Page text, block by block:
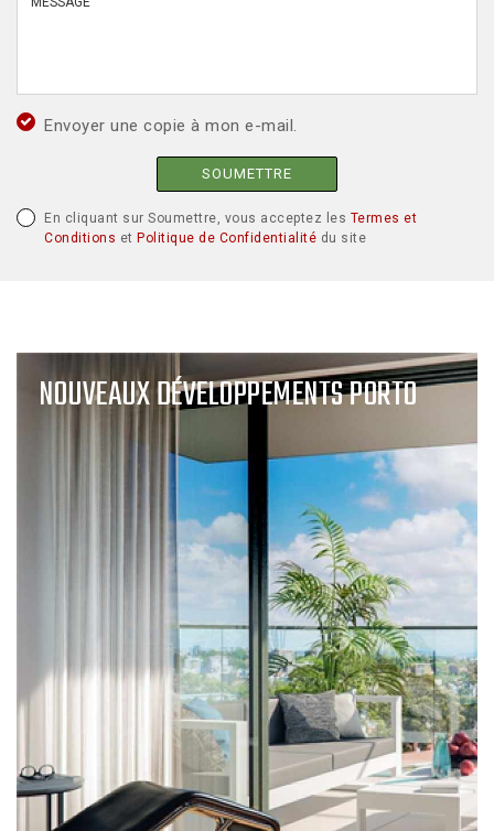
Envoyer une copie à mon e-mail.
SOUMETTRE
En cliquant sur Soumettre, vous acceptez les Termes et
Conditions et Politique de Confidentialité du site
NOUVEAUX DÉVELOPPEMENTS PORTO